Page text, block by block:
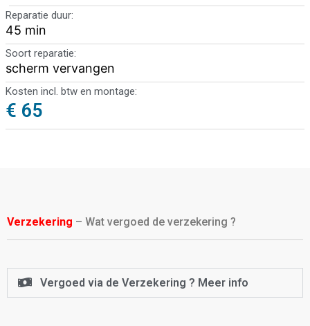
Reparatie duur:
45 min
Soort reparatie:
scherm vervangen
Kosten incl. btw en montage:
€ 65
Verzekering – Wat vergoed de verzekering ?
Vergoed via de Verzekering ? Meer info